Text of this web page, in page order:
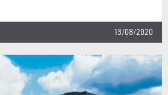
13/08/2020